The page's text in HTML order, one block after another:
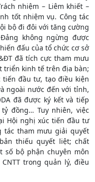
nhiệm – Liêm khiết –
tốt nhiệm vụ. Công tác
bộ đi đôi với tăng cường
không ngừng được
đấu của tổ chức cơ sở
đã tích cực tham mưu
triển kinh tế trên địa bàn;
đầu tư, tạo điều kiện
ngoài nước đến với tỉnh,
đã được ký kết và tiếp
đồng… Tuy nhiên, việc
Hội nghị xúc tiến đầu tư
tác tham mưu giải quyết
thiếu quyết liệt; chất
số bộ phận chuyên môn
trong quản lý, điều